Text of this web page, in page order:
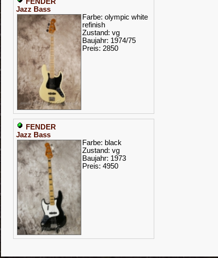
Jazz Bass
Farbe: olympic white
refinish
Zustand: vg
Baujahr: 1974/75
Preis: 2850
FENDER
Jazz Bass
Farbe: black
Zustand: vg
Baujahr: 1973
Preis: 4950